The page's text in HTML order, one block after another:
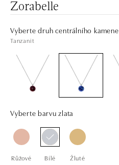
Zorabelle
Vyberte druh centrálního kamene
Tanzanit
Vyberte barvu zlata
Růžové Bílé Žluté